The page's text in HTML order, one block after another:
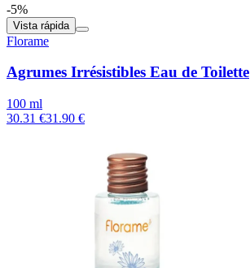
-5%
Vista rápida
Florame
Agrumes Irrésistibles Eau de Toilette
100 ml
30.31 €31.90 €